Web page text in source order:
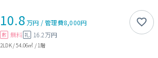
10.8万円 /管理費8,000円
敷 無料 礼 16.2万円
2LDK/54.06㎡ / 1階